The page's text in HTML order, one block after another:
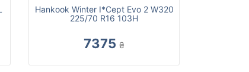
Hankook Winter I*Cept Evo 2 W320
225/70 R16 103H
7375 ₴